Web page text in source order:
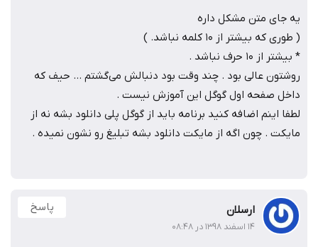
یه جای متن مشکل داره
( طوری که بیشتر از 10 کلمه نباشد. )
* بیشتر از ۱۰ حرف نباشد .
روشتون عالی بود . چند وقت بود دنبالش می‌گشتم … حیف که
داخل صفحه اول گوگل این آموزش نیست .
لطفا اینم اضافه کنید برنامه باید از گوگل پلی دانلود بشه نه از
مایکت . چون اگه از مایکت دانلود بشه تبلیغ رو نشون نمیده .
ارسلان
۱۴ اسفند ۱۳۹۸ در ۰۸:۴۸
پاسخ